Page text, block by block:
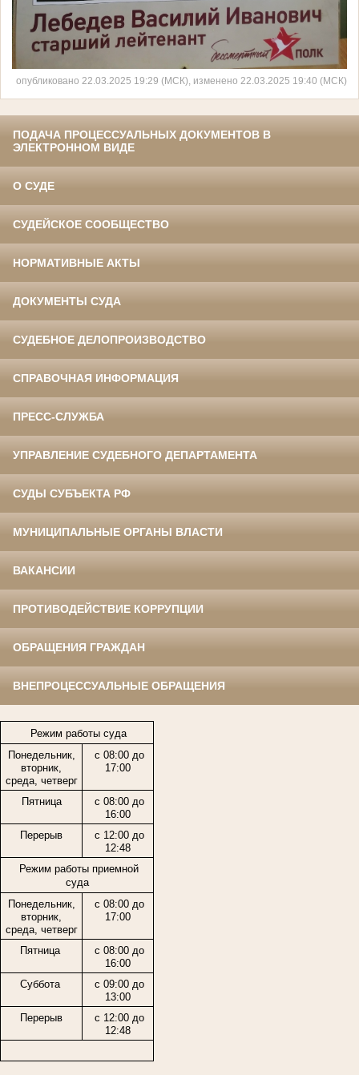
опубликовано 22.03.2025 19:29 (МСК), изменено 22.03.2025 19:40 (МСК)
ПОДАЧА ПРОЦЕССУАЛЬНЫХ ДОКУМЕНТОВ В
ЭЛЕКТРОННОМ ВИДЕ
О СУДЕ
СУДЕЙСКОЕ СООБЩЕСТВО
НОРМАТИВНЫЕ АКТЫ
ДОКУМЕНТЫ СУДА
СУДЕБНОЕ ДЕЛОПРОИЗВОДСТВО
СПРАВОЧНАЯ ИНФОРМАЦИЯ
ПРЕСС-СЛУЖБА
УПРАВЛЕНИЕ СУДЕБНОГО ДЕПАРТАМЕНТА
СУДЫ СУБЪЕКТА РФ
МУНИЦИПАЛЬНЫЕ ОРГАНЫ ВЛАСТИ
ВАКАНСИИ
ПРОТИВОДЕЙСТВИЕ КОРРУПЦИИ
ОБРАЩЕНИЯ ГРАЖДАН
ВНЕПРОЦЕССУАЛЬНЫЕ ОБРАЩЕНИЯ
Режим работы суда
Понедельник,
вторник,
среда, четверг
с 08:00 до
17:00
Пятница
с 08:00 до
16:00
Перерыв
с 12:00 до
12:48
Режим работы приемной
суда
Понедельник,
вторник,
среда, четверг
с 08:00 до
17:00
Пятница
с 08:00 до
16:00
Суббота
с 09:00 до
13:00
Перерыв
с 12:00 до
12:48